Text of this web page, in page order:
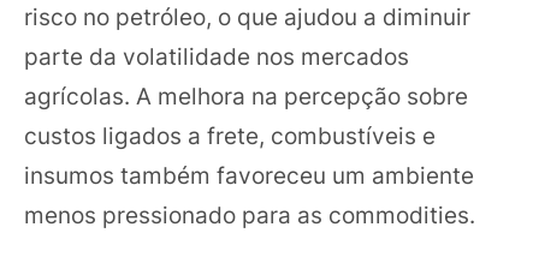
risco no petróleo, o que ajudou a diminuir
parte da volatilidade nos mercados
agrícolas. A melhora na percepção sobre
custos ligados a frete, combustíveis e
insumos também favoreceu um ambiente
menos pressionado para as commodities.